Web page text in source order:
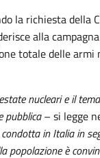
la richiesta della
alla
totale delle
nucleari e il
pubblica– si legge
in Italia in
popolazione è